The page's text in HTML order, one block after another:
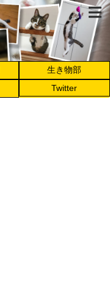
生き物部
Twitter